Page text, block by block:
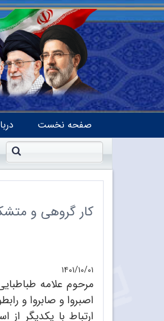
صفحه نخست
کار گروهی و
۱۴۰۱/۱۰/۰۱
مرحوم علامه
اصبروا و صابروا و
ارتباط با یکدیگر از